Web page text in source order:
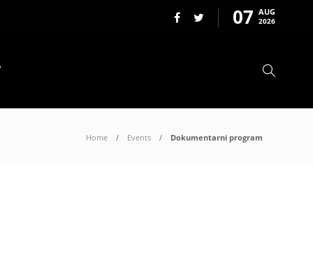
07 AUG
2026
Home Events Dokumentarni program